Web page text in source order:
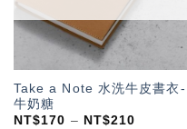
Take a Note 水洗牛皮書衣-
牛奶糖
NT$170 – NT$210